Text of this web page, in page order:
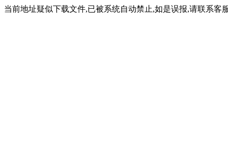
当前地址疑似下载文件,已被系统自动禁止,如是误报,请联系客